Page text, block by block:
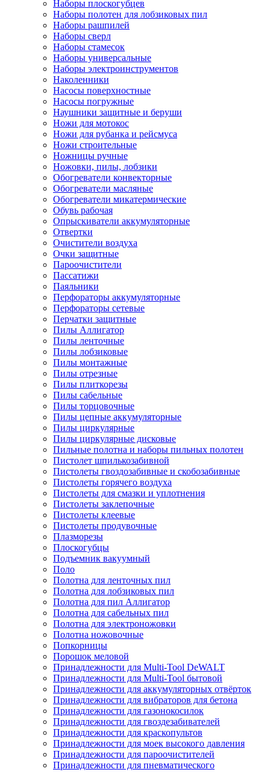
Наборы плоскогубцев
Наборы полотен для лобзиковых пил
Наборы рашпилей
Наборы сверл
Наборы стамесок
Наборы универсальные
Наборы электроинструментов
Наколенники
Насосы поверхностные
Насосы погружные
Наушники защитные и беруши
Ножи для мотокос
Ножи для рубанка и рейсмуса
Ножи строительные
Ножницы ручные
Ножовки, пилы, лобзики
Обогреватели конвекторные
Обогреватели масляные
Обогреватели микатермические
Обувь рабочая
Опрыскиватели аккумуляторные
Отвертки
Очистители воздуха
Очки защитные
Пароочистители
Пассатижи
Паяльники
Перфораторы аккумуляторные
Перфораторы сетевые
Перчатки защитные
Пилы Аллигатор
Пилы ленточные
Пилы лобзиковые
Пилы монтажные
Пилы отрезные
Пилы плиткорезы
Пилы сабельные
Пилы торцовочные
Пилы цепные аккумуляторные
Пилы циркулярные
Пилы циркулярные дисковые
Пильные полотна и наборы пильных полотен
Пистолет шпилькозабивной
Пистолеты гвоздозабивные и скобозабивные
Пистолеты горячего воздуха
Пистолеты для смазки и уплотнения
Пистолеты заклепочные
Пистолеты клеевые
Пистолеты продувочные
Плазморезы
Плоскогубцы
Подъемник вакуумный
Поло
Полотна для ленточных пил
Полотна для лобзиковых пил
Полотна для пил Аллигатор
Полотна для сабельных пил
Полотна для электроножовки
Полотна ножовочные
Попкорницы
Порошок меловой
Принадлежности для Multi-Tool DeWALT
Принадлежности для Multi-Tool бытовой
Принадлежности для аккумуляторных отвёрток
Принадлежности для вибраторов для бетона
Принадлежности для газонокосилок
Принадлежности для гвоздезабивателей
Принадлежности для краскопультов
Принадлежности для моек высокого давления
Принадлежности для пароочистителей
Принадлежности для пневматического